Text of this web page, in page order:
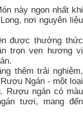
này ngon nhất khi
nơi nguyên liệu
được thưởng thức
trọn vẹn hương vị
thêm trải nghiệm,
Ngán - một loại
Rượu ngán có màu
tươi, mang đến